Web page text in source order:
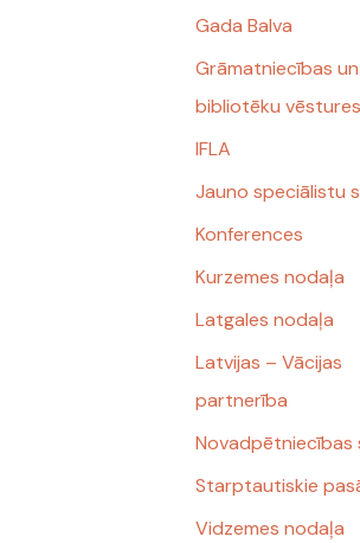
Gada Balva
Grāmatniecības un
bibliotēku
IFLA
Jauno speciālistu
Konferences
Kurzemes nodaļa
Latgales nodaļa
Latvijas – Vācijas
partnerība
Novadpētniecības
Starptautiskie
Vidzemes nodaļa